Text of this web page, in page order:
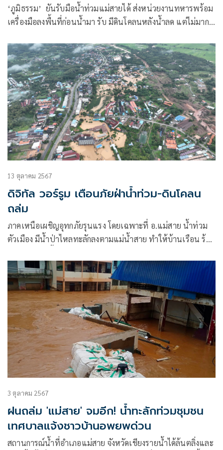
‘ภูมิธรรม’ ยันรับมือน้ำท่วมแม่สายได้ ส่งหน่วยงานทหารพร้อม
เครื่องมือลงพื้นที่ก่อนน้ำมา รับ มีดินโคลนหลังน้ำลด แต่ไม่มาก
13 ตุลาคม 2567
ดิจิทัล วอร์รูม เตือนภัยฝ่าน้ำท่วม-ดินโคลน
ถล่ม
ภาคเหนือเผชิญอุทกภัยรุนแรง โดยเฉพาะที่ อ.แม่สาย น้ำท่วม
ตัวเมือง มีน้ำป่าไหลทะลักลงตามแม่น้ำสาย ทำให้บ้านเรือน ร้าน
หนัก ปัจจุบันแม้น้ำแห้งแล้วแต่ประชาชนยังจมโคลนจมฝุ่น
ต้องการการช่วยเหลือ ฟื้นฟู เยียวยาจากปัญหาที่น้ำท่วมได้ทิ้งไว้
ตามบ้านเรือนของประชาชนและสถานที่ต่างๆ
3 ตุลาคม 2567
ฝนถล่ม 'แม่สาย' จมอีก! น้ำทะลักท่วมชุมชน
เทศบาลแจ้งชาวบ้านอพยพด่วน
สถานการณ์น้ำที่อำเภอแม่สาย จังหวัดเชียงรายน้ำได้ล้นตลิ่งและ